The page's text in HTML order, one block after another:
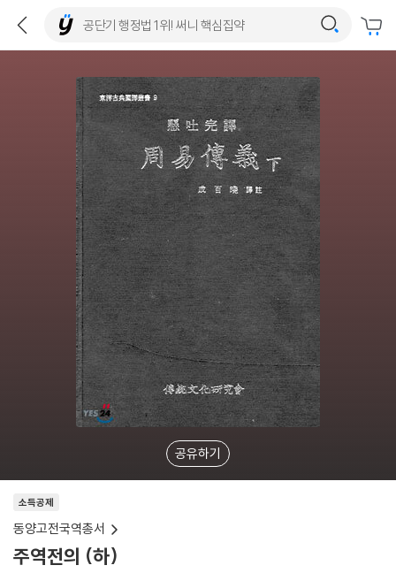
공유하기
소득공제
동양고전국역총서
주역전의 (하)